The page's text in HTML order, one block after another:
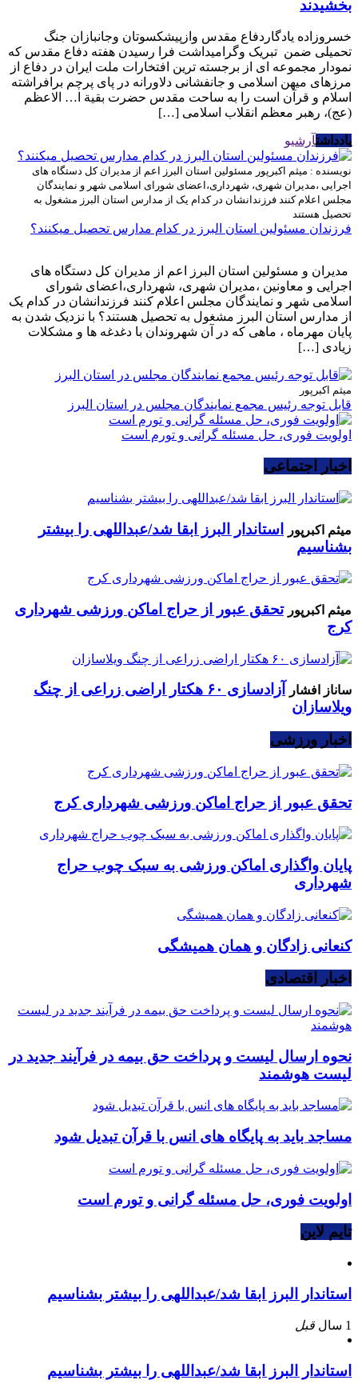
بخشیدند
خسروزاده یادگاردفاع مقدس وازپیشکسوتان وجانبازان جنگ
تحمیلی ضمن تبریک وگرامیداشت فرا رسیدن هفته دفاع مقدس که
نمودار مجموعه ای از برجسته ترین افتخارات ملت ایران در دفاع از
مرزهای میهن اسلامی و جانفشانی دلاورانه در پای پرچم برافراشته
اسلام و قرآن است را به ساحت مقدس حضرت بقیة ا… الاعظم
(عج)، رهبر معظم انقلاب اسلامی […]
یادداشتآرشیو
نویسنده : میثم اکبرپور مسئولین استان البرز اعم از مدیران کل دستگاه های
اجرایی ،مدیران شهری، شهرداری،اعضای شورای اسلامی شهر و نمایندگان
مجلس اعلام کنند فرزندانشان در کدام یک از مدارس استان البرز مشغول به
تحصیل هستند
فرزندان مسئولین استان البرز در کدام مدارس تحصیل میکنند؟
مدیران و مسئولین استان البرز اعم از مدیران کل دستگاه های
اجرایی و معاونین ،مدیران شهری، شهرداری،اعضای شورای
اسلامی شهر و نمایندگان مجلس اعلام کنند فرزندانشان در کدام یک
از مدارس استان البرز مشغول به تحصیل هستند؟ با نزدیک شدن به
پایان مهرماه ، ماهی که در آن شهروندان با دغدغه ها و مشکلات
زیادی […]
میثم اکبرپور
قابل توجه رئیس مجمع نمایندگان مجلس در استان البرز
اولویت فوری، حل مسئله گرانی و تورم است
اخبار اجتماعی
میثم اکبرپور
استاندار البرز ابقا شد/عبداللهی را بیشتر
بشناسیم
میثم اکبرپور تحقق عبور از حراج اماکن ورزشی شهرداری
کرج
ساناز افشار
آزادسازی ۶۰ هکتار اراضی زراعی از چنگ
ویلاسازان
اخبار ورزشی
تحقق عبور از حراج اماکن ورزشی شهرداری کرج
پایان واگذاری اماکن ورزشی به سبک چوب حراج
شهرداری
کنعانی زادگان و همان همیشگی
اخبار اقتصادی
نحوه ارسال لیست و پرداخت حق بیمه در فرآیند جدید در
لیست هوشمند
مساجد باید به پایگاه های انس با قرآن تبدیل شود
اولویت فوری، حل مسئله گرانی و تورم است
تایم لاین
استاندار البرز ابقا شد/عبداللهی را بیشتر بشناسیم
1 سال قبل
استاندار البرز ابقا شد/عبداللهی را بیشتر بشناسیم